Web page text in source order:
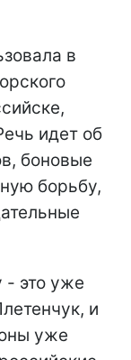
в
идет об
боновые
борьбу,
- это уже
и
уже